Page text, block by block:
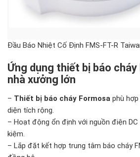
Đầu Báo Nhiệt Cố Định FMS-FT-R
Ứng dụng thiết bị báo
nhà xưởng lớn
– Thiết bị báo cháy Formosa phù
diện tích rộng.
– Hoạt động ổn định với nguồn điện
kiệm.
– Lắp đặt kết hợp trung tâm báo cháy